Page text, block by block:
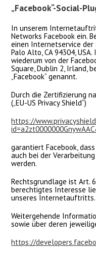
„Facebook“-Social-
In unserem
Networks Facebook ein.
einen Internetservice der
Palo Alto, CA 94304,
wiederum von der
Square, Dublin 2, Irland,
„Facebook“ genannt.
Durch die Zertifizierung
(„EU-US Privacy Shield“)
https://
garantiert Facebook,
auch bei der
werden.
Rechtsgrundlage ist Art.
berechtigtes Interesse
unseres Internetauftritts.
Weitergehende
sowie über deren
https://